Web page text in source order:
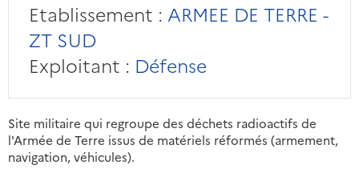
Etablissement : ARMEE DE TERRE -
ZT SUD
Exploitant : Défense
Site militaire qui regroupe des déchets radioactifs de
l'Armée de Terre issus de matériels réformés (armement,
navigation, véhicules).